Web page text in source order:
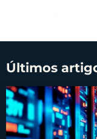
Últimos